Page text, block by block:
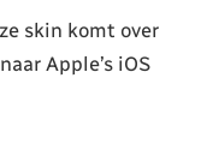
skin komt over
Apple’s iOS